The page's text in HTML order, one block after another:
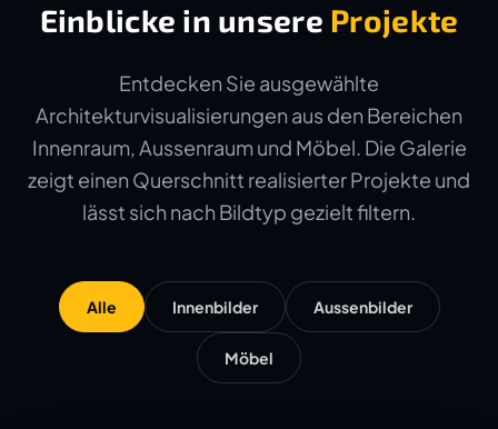
Einblicke in unsere Projekte
Entdecken Sie ausgewählte
Architekturvisualisierungen aus den Bereichen
Innenraum, Aussenraum und Möbel. Die Galerie
zeigt einen Querschnitt realisierter Projekte und
lässt sich nach Bildtyp gezielt filtern.
Alle Innenbilder Aussenbilder
Möbel